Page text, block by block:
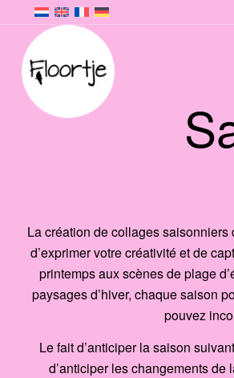
La création de collages
d’exprimer votre créativité et de
printemps aux scènes de plage
paysages d’hiver, chaque saison
pouvez
Le fait d’anticiper la saison
d’anticiper les changements